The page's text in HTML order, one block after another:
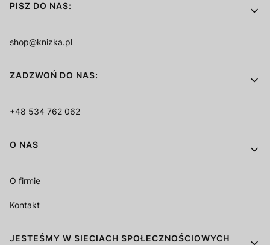
PISZ DO NAS:
shop@knizka.pl
ZADZWOŃ DO NAS:
+48 534 762 062
O NAS
O firmie
Kontakt
JESTEŚMY W SIECIACH SPOŁECZNOŚCIOWYCH